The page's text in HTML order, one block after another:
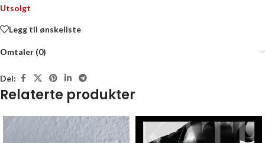
Utsolgt
Legg til ønskeliste
Omtaler (0)
Del:
Relaterte produkter